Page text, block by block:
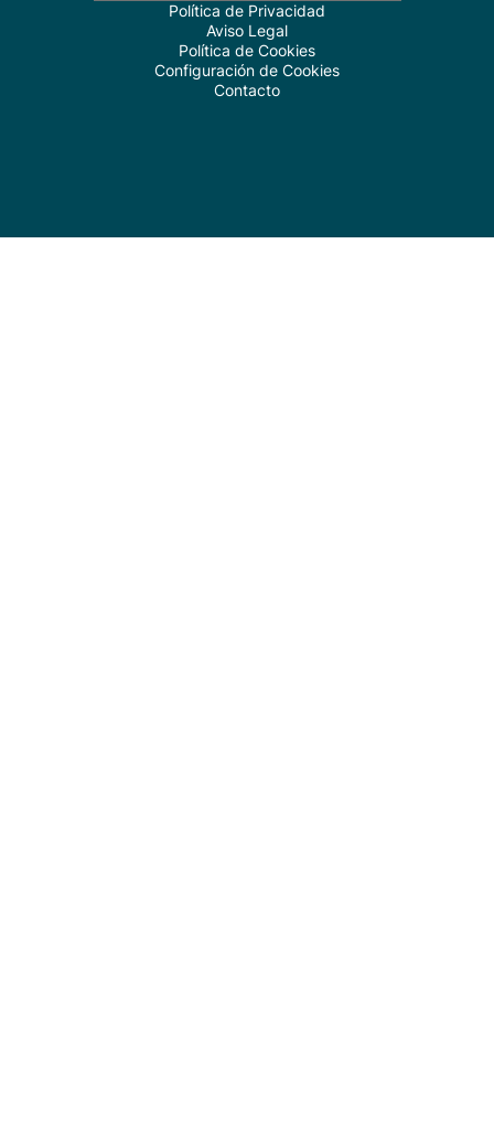
Política de Privacidad
Aviso Legal
Política de Cookies
Configuración de Cookies
Contacto